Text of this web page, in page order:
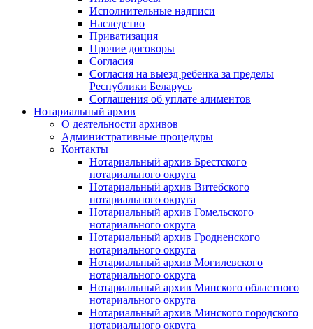
Исполнительные надписи
Наследство
Приватизация
Прочие договоры
Согласия
Согласия на выезд ребенка за пределы
Республики Беларусь
Соглашения об уплате алиментов
Нотариальный архив
О деятельности архивов
Административные процедуры
Контакты
Нотариальный архив Брестского
нотариального округа
Нотариальный архив Витебского
нотариального округа
Нотариальный архив Гомельского
нотариального округа
Нотариальный архив Гродненского
нотариального округа
Нотариальный архив Могилевского
нотариального округа
Нотариальный архив Минского областного
нотариального округа
Нотариальный архив Минского городского
нотариального округа